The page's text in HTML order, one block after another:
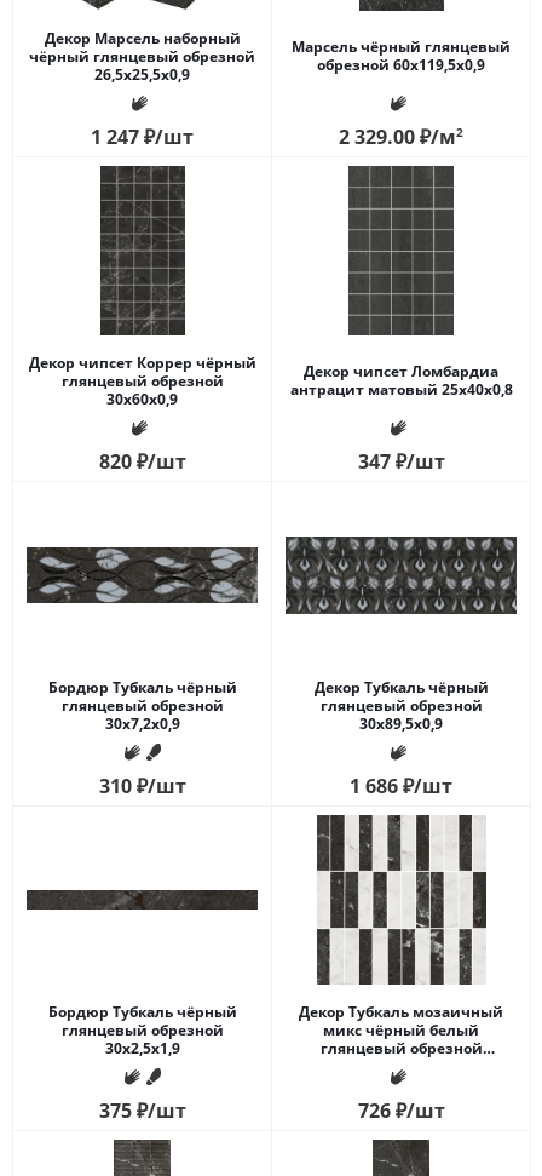
Декор Марсель наборный
чёрный глянцевый обрезной
26,5x25,5x0,9
1 247₽/шт
Марсель чёрный глянцевый
обрезной 60x119,5x0,9
2 329.00₽/м2
Декор чипсет Коррер чёрный
глянцевый обрезной
30x60x0,9
820₽/шт
Декор чипсет Ломбардиа
антрацит матовый 25x40x0,8
347₽/шт
Бордюр Тубкаль чёрный
глянцевый обрезной
30x7,2x0,9
310₽/шт
Декор Тубкаль чёрный
глянцевый обрезной
30x89,5x0,9
1 686₽/шт
Бордюр Тубкаль чёрный
глянцевый обрезной
30x2,5x1,9
375₽/шт
Декор Тубкаль мозаичный
микс чёрный белый
глянцевый обрезной
30x30x0,9
726₽/шт